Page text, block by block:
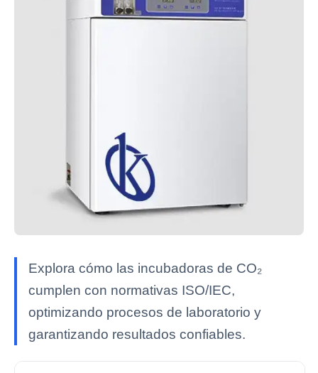
Explora cómo las incubadoras de CO₂
cumplen con normativas ISO/IEC,
optimizando procesos de laboratorio y
garantizando resultados confiables.